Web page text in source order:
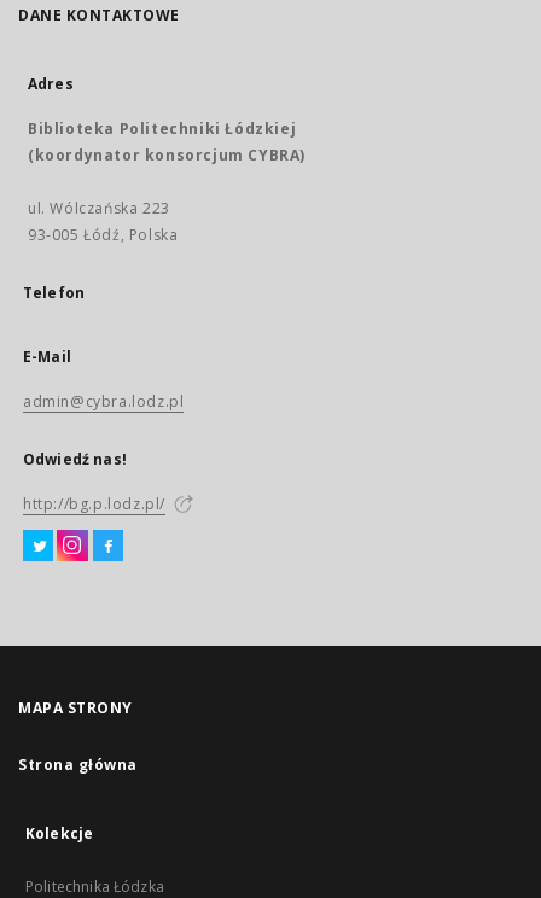
DANE KONTAKTOWE
Adres
Biblioteka Politechniki Łódzkiej
(koordynator konsorcjum CYBRA)
ul. Wólczańska 223
93-005 Łódź, Polska
Telefon
E-Mail
admin@cybra.lodz.pl
Odwiedź nas!
http://bg.p.lodz.pl/
MAPA STRONY
Strona główna
Kolekcje
Politechnika Łódzka